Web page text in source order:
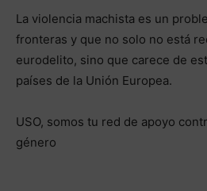
La violencia machista es un
fronteras y que no solo no está
eurodelito, sino que carece de
países de la Unión Europea.
USO, somos tu red de apoyo
género